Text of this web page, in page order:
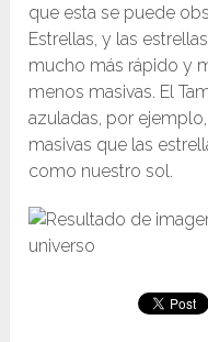
que esta se puede
Estrellas, y las
mucho más rápido y
menos masivas. El
azuladas, por
masivas que las
como nuestro sol.